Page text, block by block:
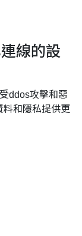
線的設
ddos攻擊和惡
料和隱私提供更